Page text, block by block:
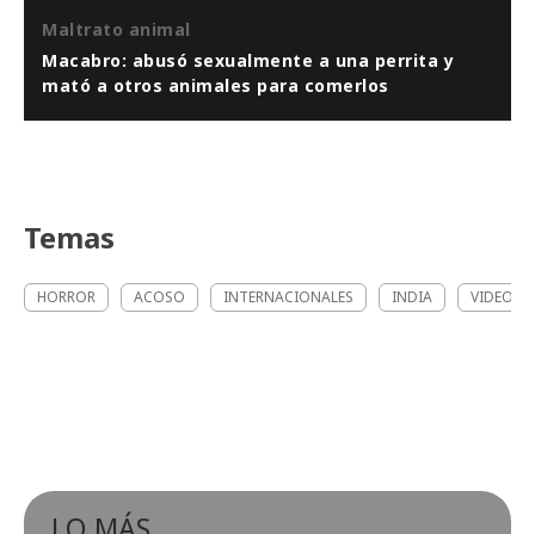
Maltrato animal
Macabro: abusó sexualmente a una perrita y
mató a otros animales para comerlos
Temas
HORROR ACOSO INTERNACIONALES INDIA VIDEO